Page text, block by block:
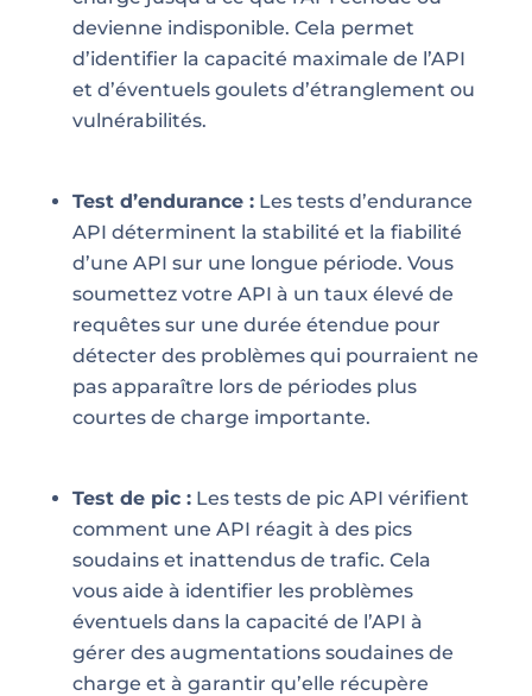
devienne indisponible. Cela permet
d’identifier la capacité maximale de l’API
et d’éventuels goulets d’étranglement ou
vulnérabilités.
Test d’endurance :Les tests d’endurance
API déterminent la stabilité et la fiabilité
d’une API sur une longue période. Vous
soumettez votre API à un taux élevé de
requêtes sur une durée étendue pour
détecter des problèmes qui pourraient ne
pas apparaître lors de périodes plus
courtes de charge importante.
Test de pic :Les tests de pic API vérifient
comment une API réagit à des pics
soudains et inattendus de trafic. Cela
vous aide à identifier les problèmes
éventuels dans la capacité de l’API à
gérer des augmentations soudaines de
charge et à garantir qu’elle récupère